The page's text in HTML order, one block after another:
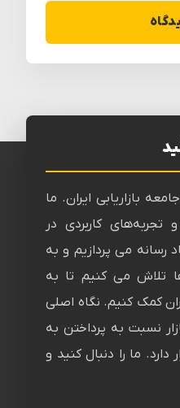
بازاریابی ایران. ما
تجربه‌های کاربردی در
رسانه می پردازیم و به
تلاش می کنیم تا به
کمک کنیم. نگاه اصلی
نسبت به پرداختن به
دارد. ما را دنبال کنید و